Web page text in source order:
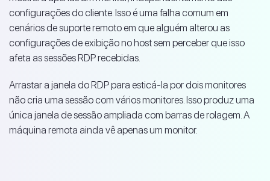
configurações do cliente. Isso é uma falha comum em
cenários de suporte remoto em que alguém alterou as
configurações de exibição no host sem perceber que isso
afeta as sessões RDP recebidas.
Arrastar a janela do RDP para esticá-la por dois monitores
não cria uma sessão com vários monitores. Isso produz uma
única janela de sessão ampliada com barras de rolagem. A
máquina remota ainda vê apenas um monitor.